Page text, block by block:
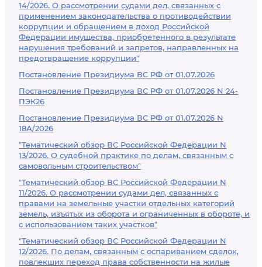
14/2026. О рассмотрении судами дел, связанных с
применением законодательства о противодействии
коррупции и обращением в доход Российской
Федерации имущества, приобретенного в результате
нарушения требований и запретов, направленных на
предотвращение коррупции"
Постановление Президиума ВС РФ от 01.07.2026
Постановление Президиума ВС РФ от 01.07.2026 N 24-
ПЭК26
Постановление Президиума ВС РФ от 01.07.2026 N
18А/2026
"Тематический обзор ВС Российской Федерации N
13/2026. О судебной практике по делам, связанным с
самовольным строительством"
"Тематический обзор ВС Российской Федерации N
11/2026. О рассмотрении судами дел, связанных с
правами на земельные участки отдельных категорий
земель, изъятых из оборота и ограниченных в обороте, и
с использованием таких участков"
"Тематический обзор ВС Российской Федерации N
12/2026. По делам, связанным с оспариванием сделок,
повлекших переход права собственности на жилые